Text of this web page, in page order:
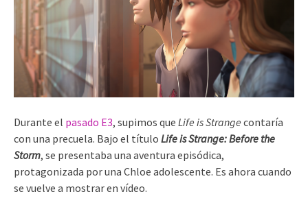
Durante el pasado E3, supimos que Life is Strange contaría
con una precuela. Bajo el título Life is Strange: Before the
Storm, se presentaba una aventura episódica,
protagonizada por una Chloe adolescente. Es ahora cuando
se vuelve a mostrar en vídeo.